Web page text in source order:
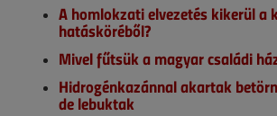
A homlokzati elvezetés kikerül a
hatásköréből?
Mivel fűtsük a magyar családi
Hidrogénkazánnal akartak
de lebuktak